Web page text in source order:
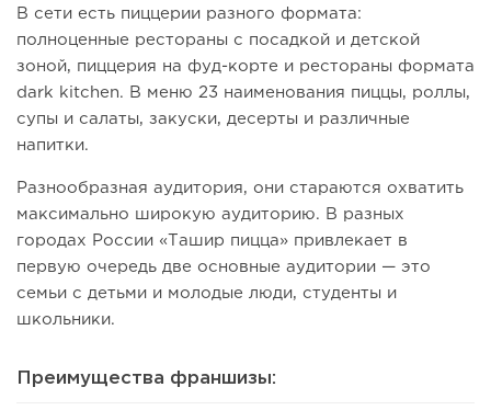
В сети есть пиццерии разного формата:
полноценные рестораны с посадкой и детской
зоной, пиццерия на фуд-корте и рестораны формата
dark kitchen. В меню 23 наименования пиццы, роллы,
супы и салаты, закуски, десерты и различные
напитки.
Разнообразная аудитория, они стараются охватить
максимально широкую аудиторию. В разных
городах России «Ташир пицца» привлекает в
первую очередь две основные аудитории — это
семьи с детьми и молодые люди, студенты и
школьники.
Преимущества франшизы: